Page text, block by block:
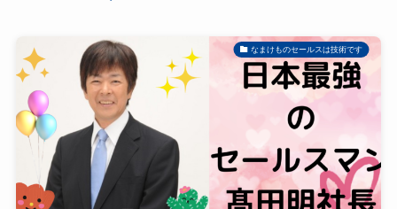
なまけものセールスは技術です